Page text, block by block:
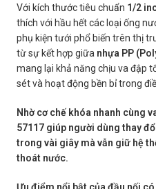
Với kích thước tiêu chuẩn 1/2
thích với hầu hết các loại ống
phụ kiện tưới phổ biến trên thị
từ sự kết hợp giữa nhựa PP
mang lại khả năng chịu va đập
sét và hoạt động bền bỉ trong
Nhờ cơ chế khóa nhanh cùng
57117 giúp người dùng thay
trong vài giây mà vẫn giữ hệ
thoát nước.